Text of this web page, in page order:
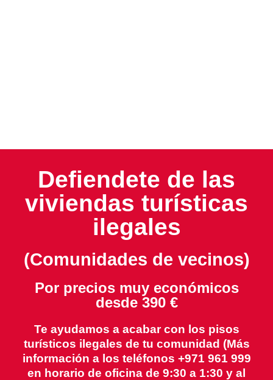
Defiendete de las
viviendas turísticas
ilegales
(Comunidades de vecinos)
Por precios muy económicos
desde 390 €
Te ayudamos a acabar con los pisos
turísticos ilegales de tu comunidad (Más
información a los teléfonos +971 961 999
en horario de oficina de 9:30 a 1:30 y al